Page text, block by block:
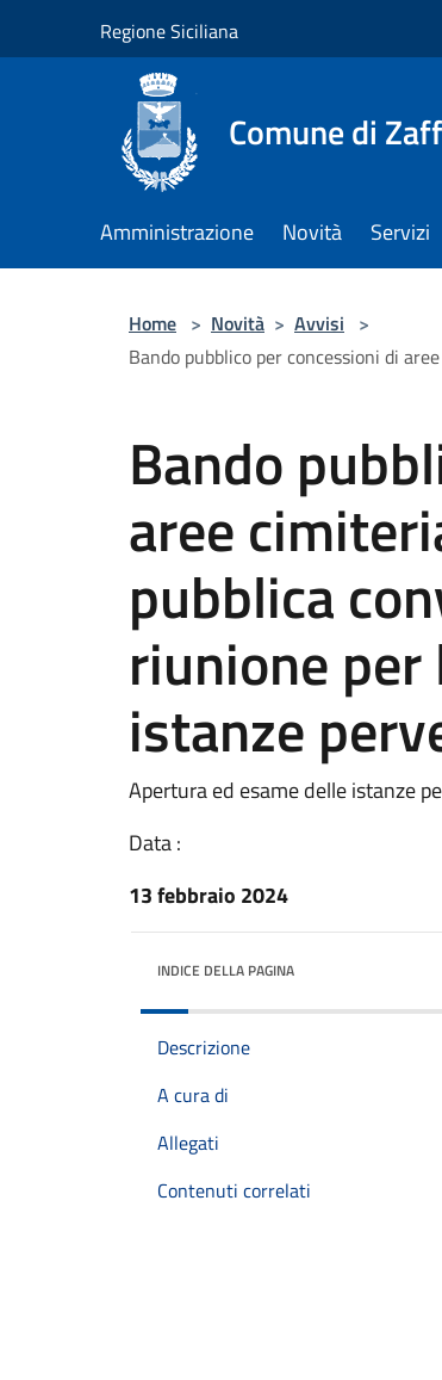
Regione Siciliana
Comune di
Amministrazione Novità Servizi
Home > Novità > Avvisi >
Bando pubblico per concessioni di
Bando
aree
pubblica
riunione
istanze
Apertura ed esame delle istanze
Data :
13 febbraio 2024
INDICE DELLA PAGINA
Descrizione
A cura di
Allegati
Contenuti correlati